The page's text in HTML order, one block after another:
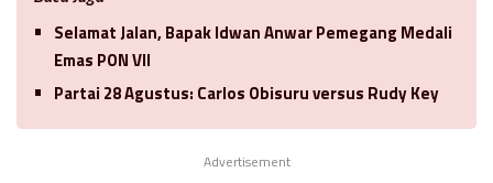
Selamat Jalan, Bapak Idwan Anwar Pemegang Medali
Emas PON VII
Partai 28 Agustus: Carlos Obisuru versus Rudy Key
Advertisement